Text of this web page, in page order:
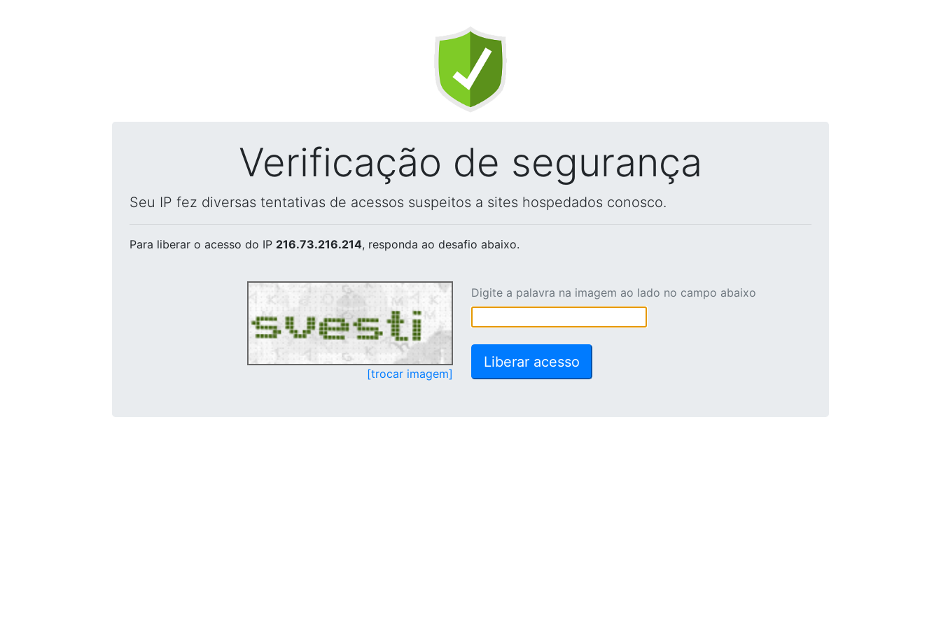
Verificação de segurança
Seu IP fez diversas tentativas de acessos suspeitos a sites hospedados conosco.
Para liberar o acesso do IP 216.73.216.214, responda ao desafio abaixo.
[trocar imagem]
Digite a palavra na imagem ao lado no campo abaixo